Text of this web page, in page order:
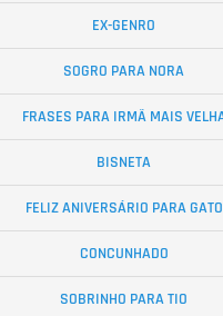
EX-GENRO
SOGRO PARA NORA
FRASES PARA IRMÃ MAIS
BISNETA
FELIZ ANIVERSÁRIO PARA GATO
CONCUNHADO
SOBRINHO PARA TIO